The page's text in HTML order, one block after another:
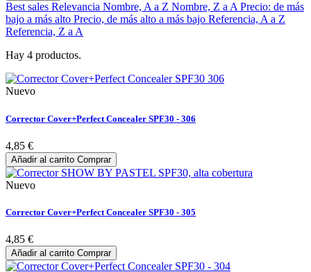
Best sales Relevancia Nombre, A a Z Nombre, Z a APrecio: de más
bajo a más alto Precio, de más alto a más bajo Referencia, A a Z
Referencia, Z a A
Hay 4 productos.
Nuevo
Corrector Cover+Perfect Concealer SPF30 - 306
4,85 €
Añadir al carrito Comprar
Nuevo
Corrector Cover+Perfect Concealer SPF30 - 305
4,85 €
Añadir al carrito Comprar